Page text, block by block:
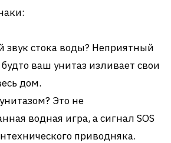
звук стока воды? Неприятный
ваш унитаз изливает свои
дом.
Это не
водная игра, а сигнал SOS
приводняка.